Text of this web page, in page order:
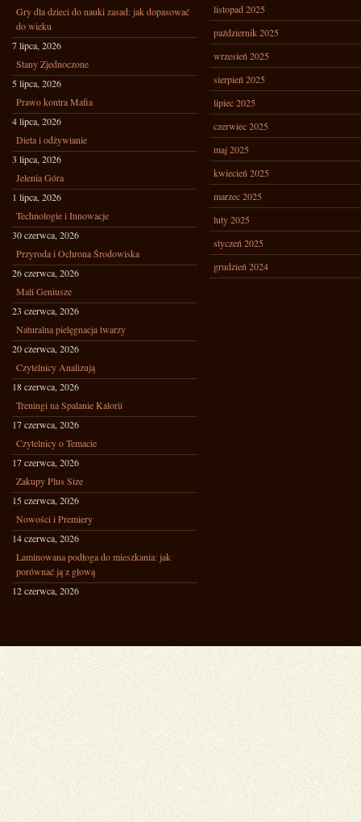
Gry dla dzieci do nauki zasad: jak dopasować
do wieku
7 lipca, 2026
Stany Zjednoczone
5 lipca, 2026
Prawo kontra Mafia
4 lipca, 2026
Dieta i odżywianie
3 lipca, 2026
Jelenia Góra
1 lipca, 2026
Technologie i Innowacje
30 czerwca, 2026
Przyroda i Ochrona Środowiska
26 czerwca, 2026
Mali Geniusze
23 czerwca, 2026
Naturalna pielęgnacja twarzy
20 czerwca, 2026
Czytelnicy Analizują
18 czerwca, 2026
Treningi na Spalanie Kalorii
17 czerwca, 2026
Czytelnicy o Temacie
17 czerwca, 2026
Zakupy Plus Size
15 czerwca, 2026
Nowości i Premiery
14 czerwca, 2026
Laminowana podłoga do mieszkania: jak
porównać ją z głową
12 czerwca, 2026
listopad 2025
październik 2025
wrzesień 2025
sierpień 2025
lipiec 2025
czerwiec 2025
maj 2025
kwiecień 2025
marzec 2025
luty 2025
styczeń 2025
grudzień 2024